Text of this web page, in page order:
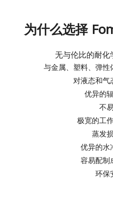
为什么选择
无与伦比的耐化
与金属、塑料、弹性
对液态和气
优异的
不
极宽的工
蒸发
优异的水
容易配制
环保